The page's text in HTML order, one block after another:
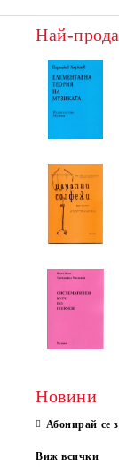
Най-
Новини
Абонирай се
Виж всички